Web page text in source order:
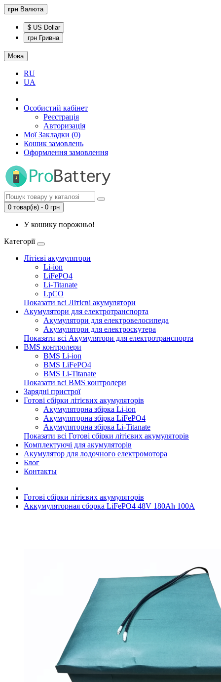
грн Валюта
$ US Dollar
грн Гривна
Мова
RU
UA
Особистий кабінет
Реєстрація
Авторизація
Мої Закладки (0)
Кошик замовлень
Оформлення замовлення
0 товар(ів) - 0 грн
У кошику порожньо!
Категорії
Літієві акумулятори
Li-ion
LiFePO4
Li-Titanate
LpCO
Показати всі Літієві акумулятори
Акумулятори для електротранспорта
Акумулятори для електровелосипеда
Акумулятори для електроскутера
Показати всі Акумулятори для електротранспорта
BMS контролери
BMS Li-ion
BMS LiFePO4
BMS Li-Titanate
Показати всі BMS контролери
Зарядні пристрої
Готові сбірки літієвих акумуляторів
Акумуляторна збірка Li-ion
Акумуляторна збірка LiFePO4
Акумуляторна збірка Li-Titanate
Показати всі Готові сбірки літієвих акумуляторів
Комплектуючі для акумуляторів
Акумулятор для лодочного електромотора
Блог
Контакты
Готові сбірки літієвих акумуляторів
Аккумуляторная сборка LiFePO4 48V 180Ah 100A